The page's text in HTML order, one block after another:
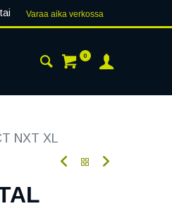
tai Varaa aika verk​​​​ossa
0
NXT XL